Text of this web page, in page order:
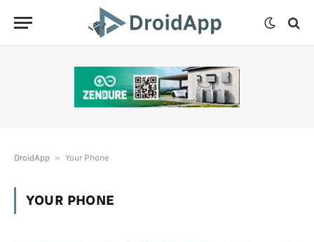
DroidApp » Your Phone
YOUR PHONE